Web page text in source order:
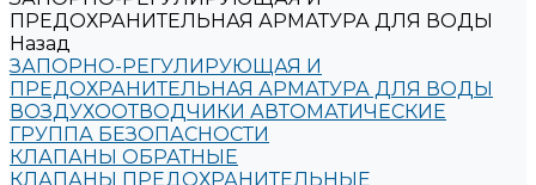
ПРЕДОХРАНИТЕЛЬНАЯ АРМАТУРА ДЛЯ ВОДЫ
Назад
ЗАПОРНО-РЕГУЛИРУЮЩАЯ И
ПРЕДОХРАНИТЕЛЬНАЯ АРМАТУРА ДЛЯ ВОДЫ
ВОЗДУХООТВОДЧИКИ АВТОМАТИЧЕСКИЕ
ГРУППА БЕЗОПАСНОСТИ
КЛАПАНЫ ОБРАТНЫЕ
КЛАПАНЫ ПРЕДОХРАНИТЕЛЬНЫЕ